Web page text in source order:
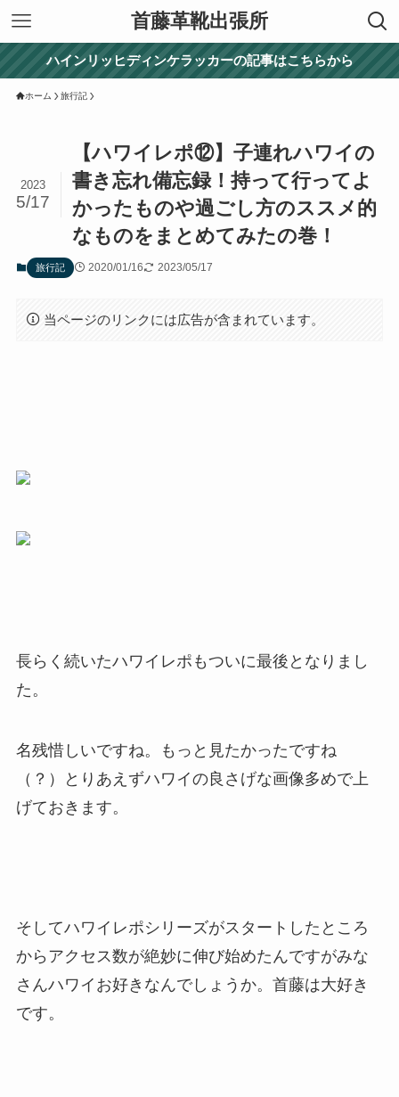
首藤革靴出張所
ハインリッヒディンケラッカーの記事はこちらから
ホーム 旅行記
【ハワイレポ⑫】子連れハワイの
書き忘れ備忘録！持って行ってよ
かったものや過ごし方のススメ的
なものをまとめてみたの巻！
2023
5/17
旅行記 2020/01/16 2023/05/17
当ページのリンクには広告が含まれています。
長らく続いたハワイレポもついに最後となりまし
た。
名残惜しいですね。もっと見たかったですね
（？）とりあえずハワイの良さげな画像多めで上
げておきます。
そしてハワイレポシリーズがスタートしたところ
からアクセス数が絶妙に伸び始めたんですがみな
さんハワイお好きなんでしょうか。首藤は大好き
です。